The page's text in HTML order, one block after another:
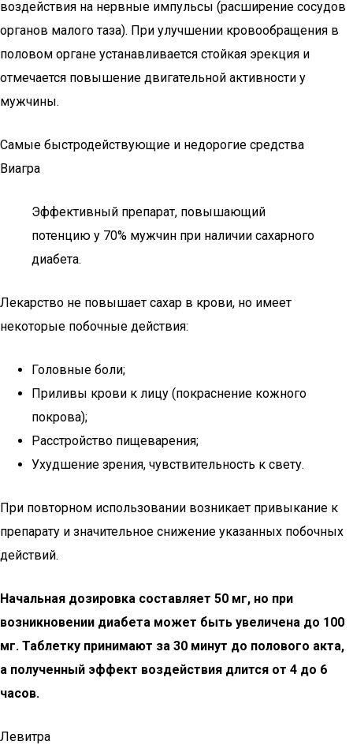
воздействия на нервные импульсы (расширение сосудов
органов малого таза). При улучшении кровообращения в
половом органе устанавливается стойкая эрекция и
отмечается повышение двигательной активности у
мужчины.
Самые быстродействующие и недорогие средства
Виагра
Эффективный препарат, повышающий
потенцию у 70% мужчин при наличии сахарного
диабета.
Лекарство не повышает сахар в крови, но имеет
некоторые побочные действия:
Головные боли;
Приливы крови к лицу (покраснение кожного
покрова);
Расстройство пищеварения;
Ухудшение зрения, чувствительность к свету.
При повторном использовании возникает привыкание к
препарату и значительное снижение указанных побочных
действий.
Начальная дозировка составляет 50 мг, но при
возникновении диабета может быть увеличена до 100
мг. Таблетку принимают за 30 минут до полового акта,
а полученный эффект воздействия длится от 4 до 6
часов.
Левитра